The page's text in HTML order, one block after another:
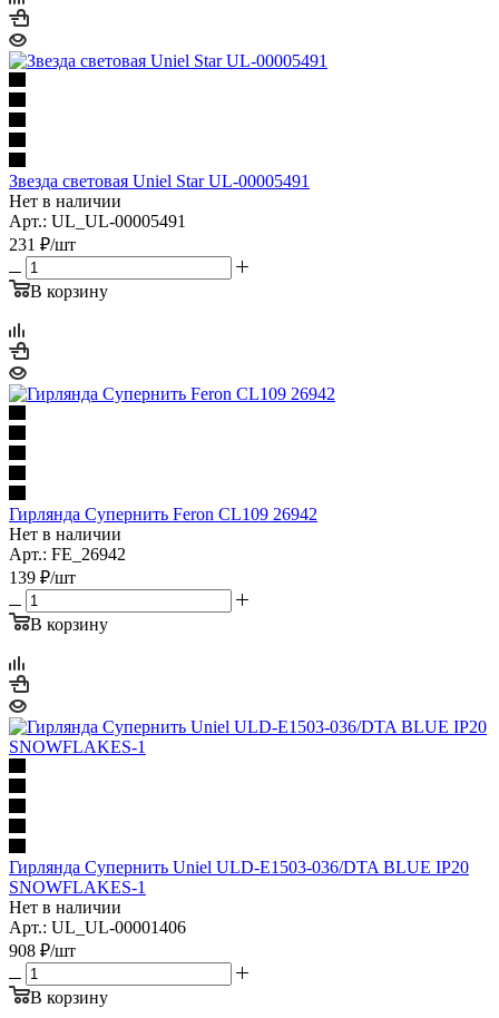
Звезда световая Uniel Star UL-00005491
Нет в наличии
Арт.: UL_UL-00005491
231 ₽/шт
В корзину
Гирлянда Супернить Feron CL109 26942
Нет в наличии
Арт.: FE_26942
139 ₽/шт
В корзину
Гирлянда Супернить Uniel ULD-E1503-036/DTA BLUE IP20
SNOWFLAKES-1
Нет в наличии
Арт.: UL_UL-00001406
908 ₽/шт
В корзину